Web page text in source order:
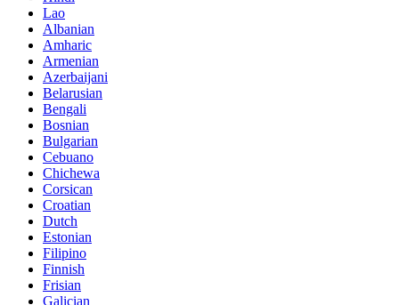
Lao
Albanian
Amharic
Armenian
Azerbaijani
Belarusian
Bengali
Bosnian
Bulgarian
Cebuano
Chichewa
Corsican
Croatian
Dutch
Estonian
Filipino
Finnish
Frisian
Galician